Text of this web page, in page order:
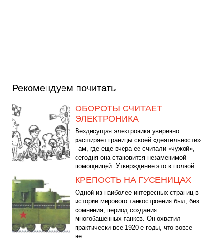
Рекомендуем почитать
ОБОРОТЫ СЧИТАЕТ
ЭЛЕКТРОНИКА
Вездесущая электроника уверенно
расширяет границы своей «деятельности».
Там, где еще вчера ее считали «чужой»,
сегодня она становится незаменимой
помощницей. Утверждение это в полной...
КРЕПОСТЬ НА ГУСЕНИЦАХ
Одной из наиболее интересных страниц в
истории мирового танкостроения был, без
сомнения, период создания
многобашенных танков. Он охватил
практически все 1920-е годы, что вовсе
не...